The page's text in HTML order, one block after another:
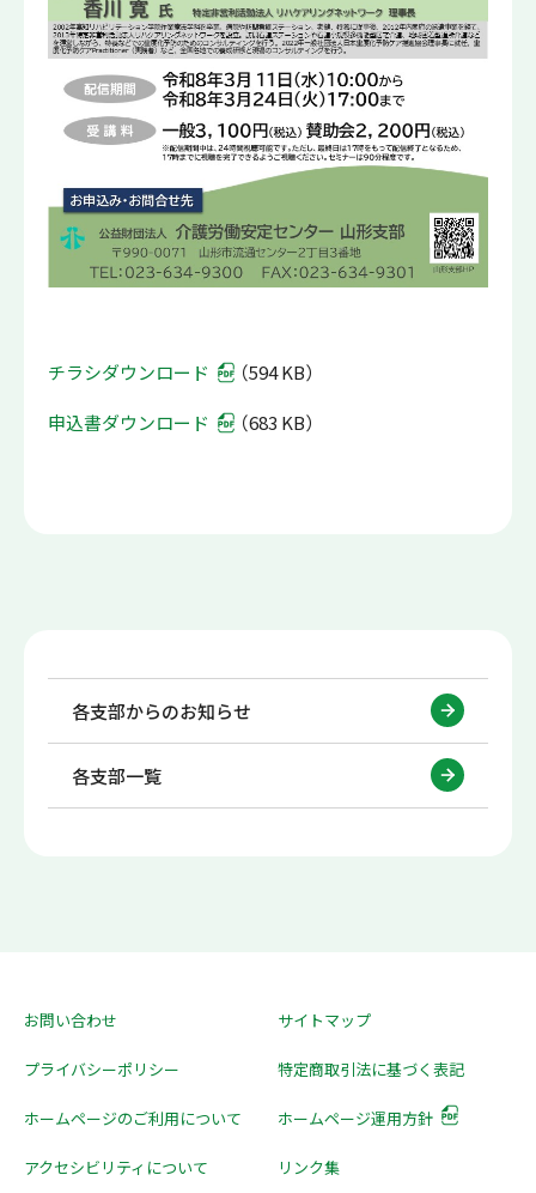
各支部からのお知らせ
各支部一覧
チラシダウンロード
（594 KB）
申込書ダウンロード
（683 KB）
お問い合わせ サイトマップ
プライバシーポリシー 特定商取引法に基づく表記
ホームページのご利用について ホームページ運用方針
アクセシビリティについて リンク集